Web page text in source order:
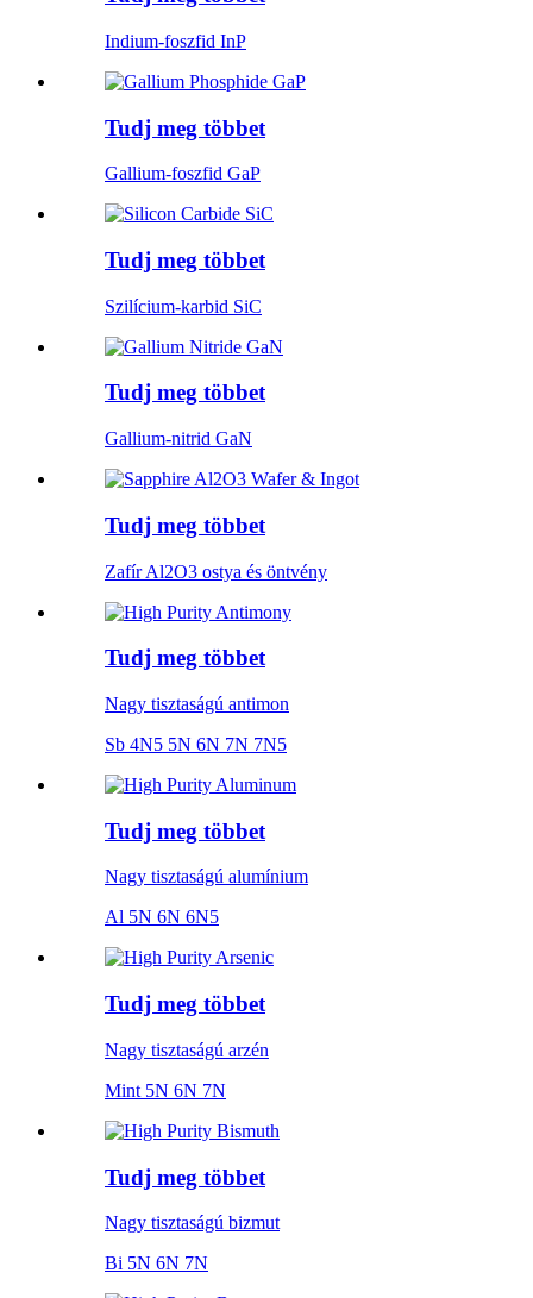
Indium-foszfid InP
Tudj meg többet
Gallium-foszfid GaP
Tudj meg többet
Szilícium-karbid SiC
Tudj meg többet
Gallium-nitrid GaN
Tudj meg többet
Zafír Al2O3 ostya és öntvény
Tudj meg többet
Nagy tisztaságú antimon
Sb 4N5 5N 6N 7N 7N5
Tudj meg többet
Nagy tisztaságú alumínium
Al 5N 6N 6N5
Tudj meg többet
Nagy tisztaságú arzén
Mint 5N 6N 7N
Tudj meg többet
Nagy tisztaságú bizmut
Bi 5N 6N 7N